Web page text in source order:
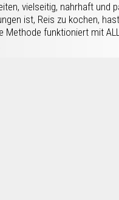
vielseitig, nahrhaft und
ist, Reis zu kochen,
Methode funktioniert mit